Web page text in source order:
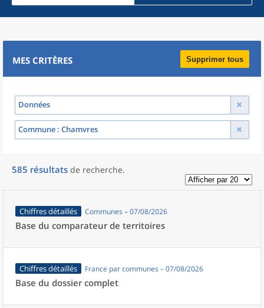
MES CRITÈRES Supprimer tous
Données
Commune : Chamvres
585 résultats de recherche.
Chiffres détaillés Communes – 07/08/2026
Base du comparateur de territoires
Chiffres détaillés France par communes – 07/08/2026
Base du dossier complet